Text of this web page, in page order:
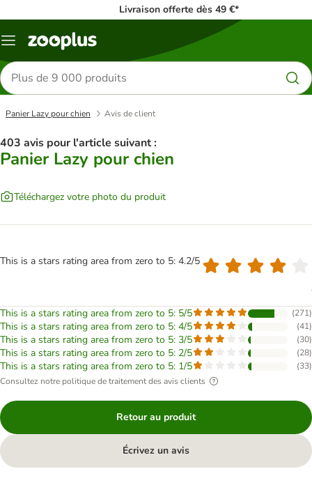
Livraison offerte dès 49 €*
Menu
Rechercher
des
produits
Panier Lazy pour chien Avis de client
403 avis pour l'article suivant :
Panier Lazy pour chien
Téléchargez votre photo du produit
This is a stars rating area from zero to 5: 4.2/5
This is a stars rating area from zero to 5: 5/5 (271)
This is a stars rating area from zero to 5: 4/5 (41)
This is a stars rating area from zero to 5: 3/5 (30)
This is a stars rating area from zero to 5: 2/5 (28)
This is a stars rating area from zero to 5: 1/5 (33)
Consultez notre politique de traitement des avis clients
Retour au produit
Écrivez un avis